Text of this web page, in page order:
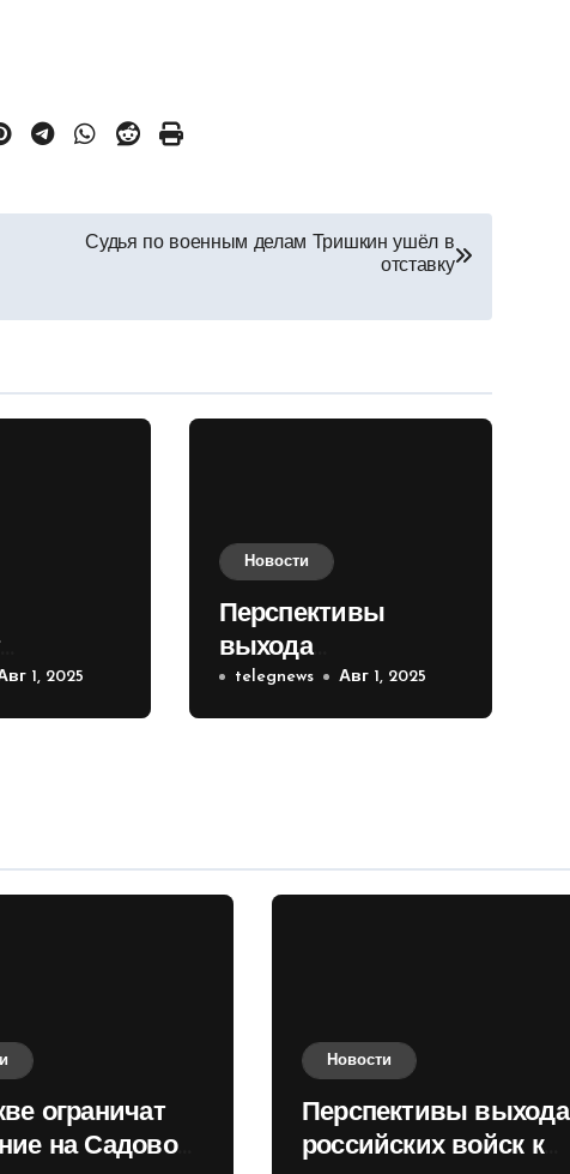
Судья по военным делам Тришкин ушёл в
отставку
на1, 2025
Новости
Перспективы
выхода
российских войск к
Киеву зимой
telegnews Авг 1, 2025
ограничат
на Садовом
Новости
Перспективы выхода
российских войск к